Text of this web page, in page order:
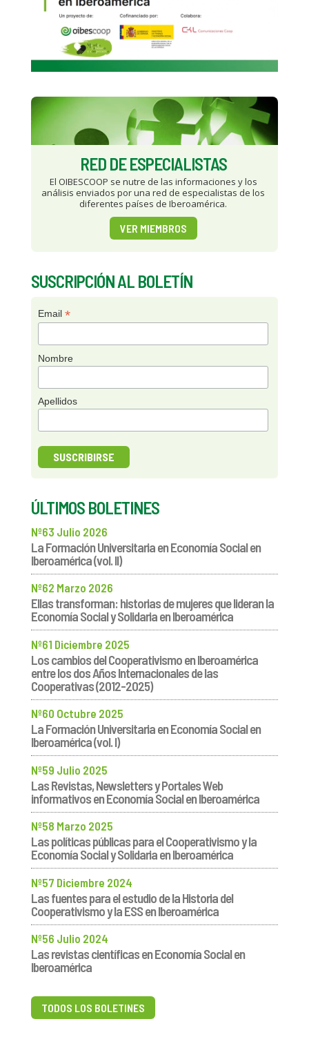
RED DE ESPECIALISTAS
El OIBESCOOP se nutre de las informaciones y los
análisis enviados por una red de especialistas de los
diferentes países de Iberoamérica.
VER MIEMBROS
SUSCRIPCIÓN AL BOLETÍN
Email *
Nombre
Apellidos
ÚLTIMOS BOLETINES
Nº63 Julio 2026
La Formación Universitaria en Economía Social en
Iberoamérica (vol. II)
Nº62 Marzo 2026
Ellas transforman: historias de mujeres que lideran la
Economía Social y Solidaria en Iberoamérica
Nº61 Diciembre 2025
Los cambios del Cooperativismo en Iberoamérica
entre los dos Años Internacionales de las
Cooperativas (2012-2025)
Nº60 Octubre 2025
La Formación Universitaria en Economía Social en
Iberoamérica (vol. I)
Nº59 Julio 2025
Las Revistas, Newsletters y Portales Web
informativos en Economía Social en Iberoamérica
Nº58 Marzo 2025
Las políticas públicas para el Cooperativismo y la
Economía Social y Solidaria en Iberoamérica
Nº57 Diciembre 2024
Las fuentes para el estudio de la Historia del
Cooperativismo y la ESS en Iberoamérica
Nº56 Julio 2024
Las revistas científicas en Economía Social en
Iberoamérica
TODOS LOS BOLETINES